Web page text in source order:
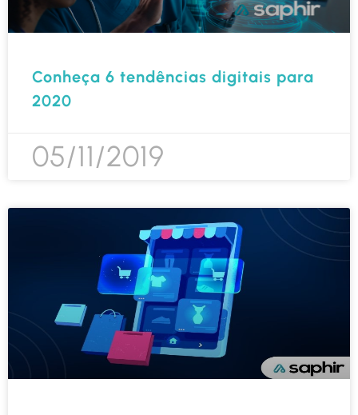
Conheça 6 tendências digitais para
2020
05/11/2019